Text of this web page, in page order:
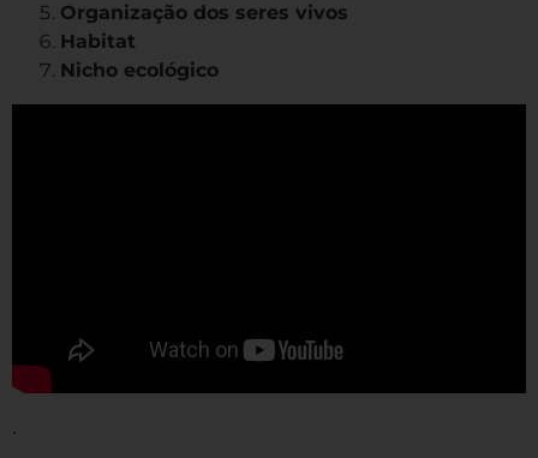
Organização dos seres vivos
Habitat
Nicho ecológico
.